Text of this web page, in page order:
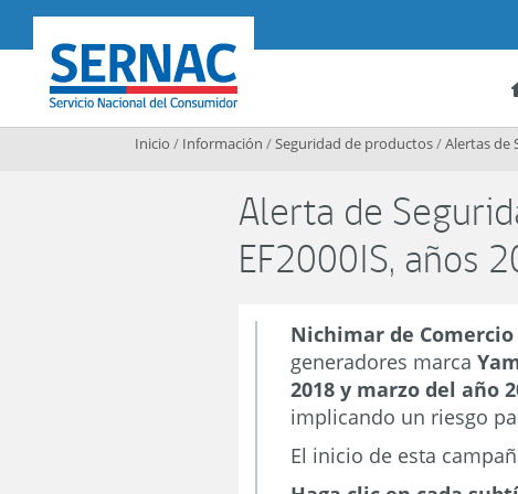
SERNAC
Inicio / Información /Seguridad de productos/Alertas de
Alerta de
EF2000IS, años
Nichimar de Comercio
generadores marca
2018 y marzo del año
implicando un riesgo
El inicio de esta